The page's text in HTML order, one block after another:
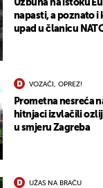
Uzbuna na istoku
napasti, a poznato i
upad u članicu
VOZAČI, OPREZ!
Prometna nesreća
hitnjaci izvlačili
u smjeru Zagreba
UŽAS NA BRAČU